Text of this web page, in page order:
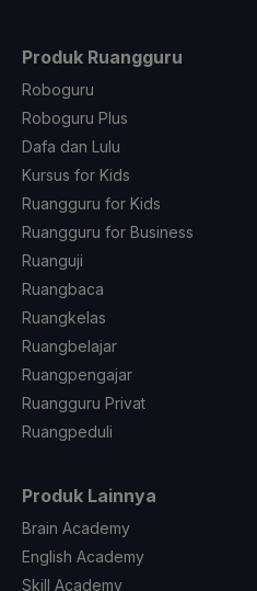
Produk Ruangguru
Roboguru
Roboguru Plus
Dafa dan Lulu
Kursus for Kids
Ruangguru for Kids
Ruangguru for Business
Ruanguji
Ruangbaca
Ruangkelas
Ruangbelajar
Ruangpengajar
Ruangguru Privat
Ruangpeduli
Produk Lainnya
Brain Academy
English Academy
Skill Academy